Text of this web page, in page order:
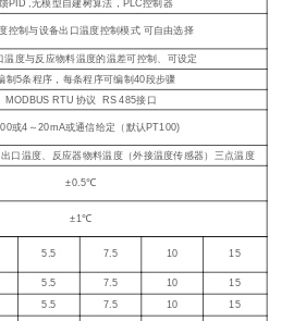
PID ,无模型自建树算法，PLC控制器
控制与设备出口温度控制模式 可自由选择
温度与反应物料温度的温差可控制、可设定
制5条程序，每条程序可编制40段步骤
MODBUS RTU 协议 RS 485接口
或4～20mA或通信给定（默认PT100)
口温度、反应器物料温度（外接温度传感器）三点温度
±0.5℃
±1℃
5.5 7.5 10 15
5.5 7.5 10
15
5.5 7.5 10
15